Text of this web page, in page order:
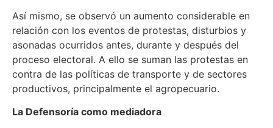
Así mismo, se observó un aumento considerable en
relación con los eventos de protestas, disturbios y
asonadas ocurridos antes, durante y después del
proceso electoral. A ello se suman las protestas en
contra de las políticas de transporte y de sectores
productivos, principalmente el agropecuario.
La Defensoría como mediadora